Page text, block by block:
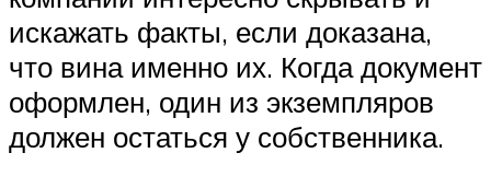
искажать факты, если доказана,
что вина именно их. Когда документ
оформлен, один из экземпляров
должен остаться у собственника.